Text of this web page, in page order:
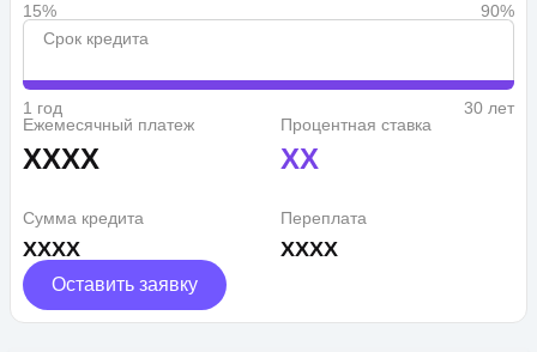
15%
90%
Срок кредита
1 год
30 лет
Ежемесячный платеж
XXXX
Процентная ставка
XX
Сумма кредита
XXXX
Переплата
XXXX
Оставить заявку